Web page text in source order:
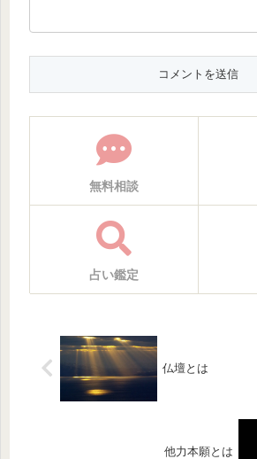
無料相談
占い鑑定
仏壇とは
他力本願とは